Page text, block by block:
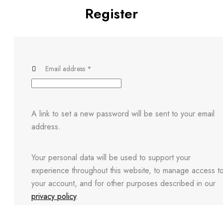
Register
Email address *
A link to set a new password will be sent to your email
address.
Your personal data will be used to support your
experience throughout this website, to manage access
your account, and for other purposes described in our
privacy policy.